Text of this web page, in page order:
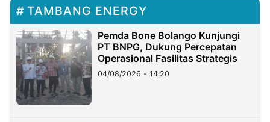
TAMBANG ENERGY
Pemda Bone Bolango Kunjungi
PT BNPG, Dukung Percepatan
Operasional Fasilitas Strategis
04/08/2026 - 14:20